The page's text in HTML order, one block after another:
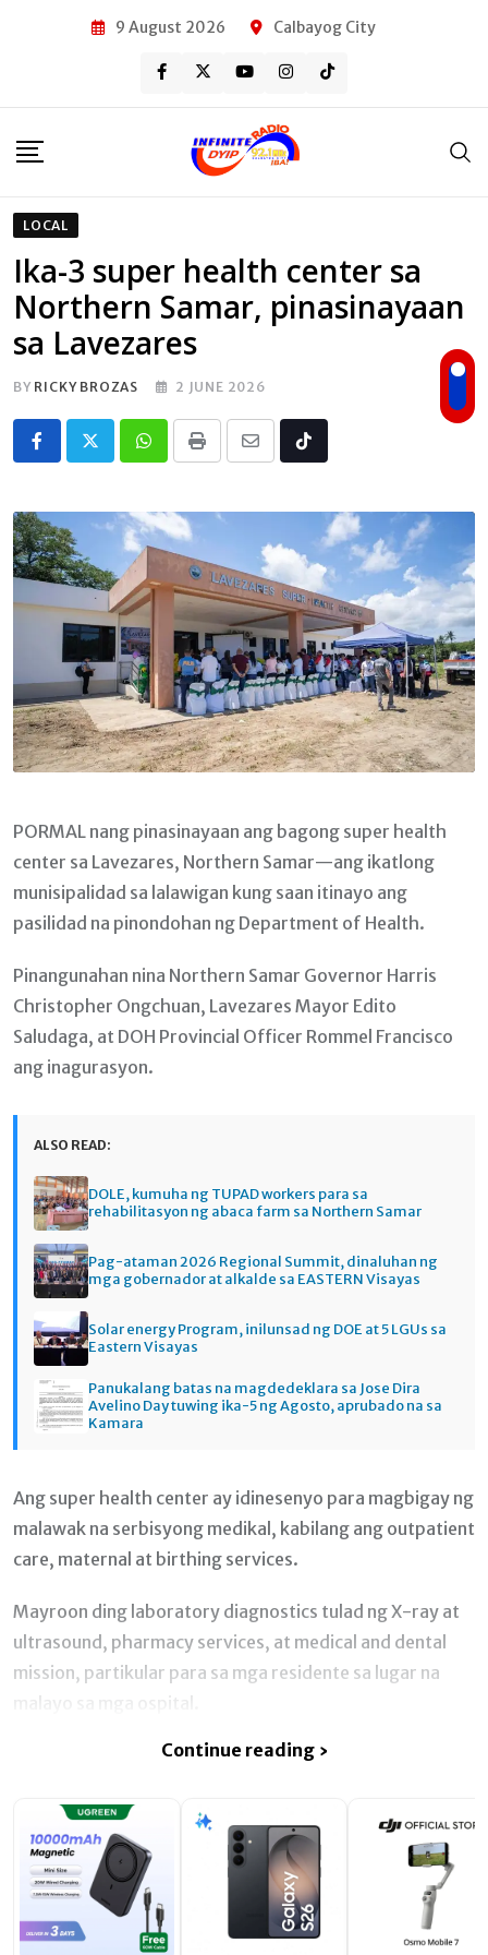
9 August 2026 Calbayog City
LOCAL
Ika-3 super health center sa
Northern Samar, pinasinayaan
sa Lavezares
BY RICKY BROZAS 2 JUNE 2026
Whatsapp
Print
Share
Email
Tiktok
PORMAL nang pinasinayaan ang bagong super health
center sa Lavezares, Northern Samar—ang ikatlong
munisipalidad sa lalawigan kung saan itinayo ang
pasilidad na pinondohan ng Department of Health.
Pinangunahan nina Northern Samar Governor Harris
Christopher Ongchuan, Lavezares Mayor Edito
Saludaga, at DOH Provincial Officer Rommel Francisco
ang inagurasyon.
ALSO READ:
DOLE, kumuha ng TUPAD workers para sa
rehabilitasyon ng abaca farm sa Northern Samar
Pag-ataman 2026 Regional Summit, dinaluhan ng
mga gobernador at alkalde sa EASTERN Visayas
Solar energy Program, inilunsad ng DOE at 5 LGUs sa
Eastern Visayas
Panukalang batas na magdedeklara sa Jose Dira
Avelino Day tuwing ika-5 ng Agosto, aprubado na sa
Kamara
Ang super health center ay idinesenyo para magbigay ng
malawak na serbisyong medikal, kabilang ang outpatient
care, maternal at birthing services.
Mayroon ding laboratory diagnostics tulad ng X-ray at
ultrasound, pharmacy services, at medical and dental
mission, partikular para sa mga residente sa lugar na
Continue reading ›